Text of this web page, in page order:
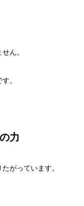
ん。
。
力
がっています。